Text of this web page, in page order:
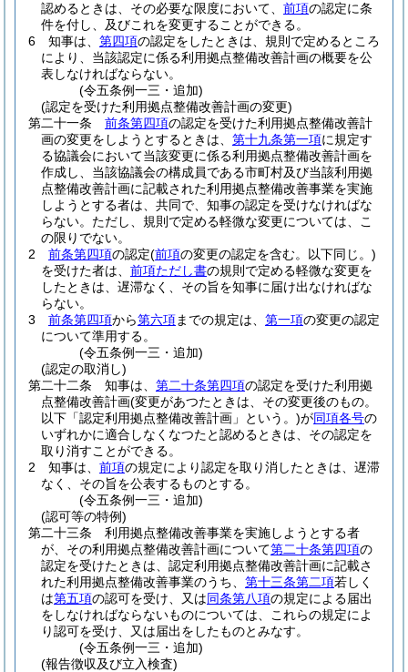
認めるときは、その必要な限度において、 前項の認定に条
件を付し、及びこれを変更することができる。
6
知事は、 第四項の認定をしたときは、規則で定めるところ
により、当該認定に係る利用拠点整備改善計画の概要を公
表しなければならない。
(令五条例一三・追加)
(認定を受けた利用拠点整備改善計画の変更)
第二十一条
前条第四項の認定を受けた利用拠点整備改善計
画の変更をしようとするときは、 第十九条第一項に規定す
る協議会において当該変更に係る利用拠点整備改善計画を
作成し、当該協議会の構成員である市町村及び当該利用拠
点整備改善計画に記載された利用拠点整備改善事業を実施
しようとする者は、共同で、知事の認定を受けなければな
らない。 ただし、規則で定める軽微な変更については、こ
の限りでない。
2
前条第四項の認定(前項の変更の認定を含む。以下同じ。)
を受けた者は、 前項ただし書の規則で定める軽微な変更を
したときは、遅滞なく、その旨を知事に届け出なければな
らない。
3
前条第四項から第六項までの規定は、 第一項の変更の認定
について準用する。
(令五条例一三・追加)
(認定の取消し)
第二十二条
知事は、 第二十条第四項の認定を受けた利用拠
点整備改善計画(変更があつたときは、その変更後のもの。
以下「認定利用拠点整備改善計画」という。)が同項各号の
いずれかに適合しなくなつたと認めるときは、その認定を
取り消すことができる。
2
知事は、 前項の規定により認定を取り消したときは、遅滞
なく、その旨を公表するものとする。
(令五条例一三・追加)
(認可等の特例)
第二十三条
利用拠点整備改善事業を実施しようとする者
が、その利用拠点整備改善計画について第二十条第四項の
認定を受けたときは、認定利用拠点整備改善計画に記載さ
れた利用拠点整備改善事業のうち、 第十三条第二項若しく
は第五項の認可を受け、又は同条第八項の規定による届出
をしなければならないものについては、これらの規定によ
り認可を受け、又は届出をしたものとみなす。
(令五条例一三・追加)
(報告徴収及び立入検査)